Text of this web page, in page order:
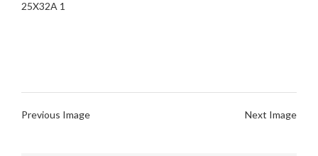
25X32A 1
Previous Image Next Image